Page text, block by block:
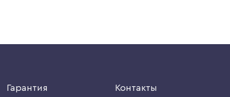
Гарантия Контакты